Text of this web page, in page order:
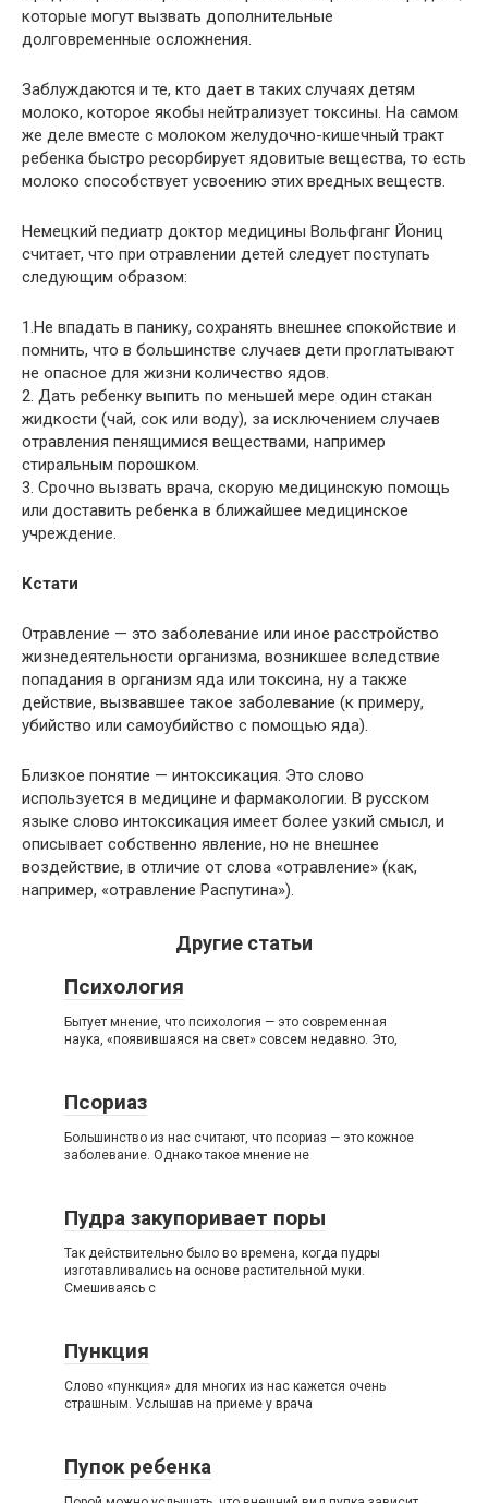
которые могут вызвать дополнительные
долговременные осложнения.
Заблуждаются и те, кто дает в таких случаях детям
молоко, которое якобы нейтрализует токсины. На самом
же деле вместе с молоком желудочно-кишечный тракт
ребенка быстро ресорбирует ядовитые вещества, то есть
молоко способствует усвоению этих вредных веществ.
Немецкий педиатр доктор медицины Вольфганг Йониц
считает, что при отравлении детей следует поступать
следующим образом:
1.He впадать в панику, сохранять внешнее спокойствие и
помнить, что в большинстве случаев дети проглатывают
не опасное для жизни количество ядов.
2. Дать ребенку выпить по меньшей мере один стакан
жидкости (чай, сок или воду), за исключением случаев
отравления пенящимися веществами, например
стиральным порошком.
3. Срочно вызвать врача, скорую медицинскую помощь
или доставить ребенка в ближайшее медицинское
учреждение.
Кстати
Отравление — это заболевание или иное расстройство
жизнедеятельности организма, возникшее вследствие
попадания в организм яда или токсина, ну а также
действие, вызвавшее такое заболевание (к примеру,
убийство или самоубийство с помощью яда).
Близкое понятие — интоксикация. Это слово
используется в медицине и фармакологии. В русском
языке слово интоксикация имеет более узкий смысл, и
описывает собственно явление, но не внешнее
воздействие, в отличие от слова «отравление» (как,
например, «отравление Распутина»).
Другие статьи
Психология
Бытует мнение, что психология — это современная
наука, «появившаяся на свет» совсем недавно. Это,
Псориаз
Большинство из нас считают, что псориаз — это кожное
заболевание. Однако такое мнение не
Пудра закупоривает поры
Так действительно было во времена, когда пудры
изготавливались на основе растительной муки.
Смешиваясь с
Пункция
Слово «пункция» для многих из нас кажется очень
страшным. Услышав на приеме у врача
Пупок ребенка